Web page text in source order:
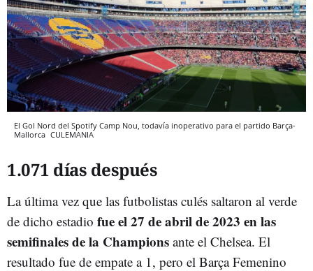
El Gol Nord del Spotify Camp Nou, todavía inoperativo para el partido Barça-
Mallorca CULEMANIA
1.071 días después
La última vez que las futbolistas culés saltaron al verde
de dicho estadio fue el 27 de abril de 2023 en las
semifinales de la Champions ante el Chelsea. El
resultado fue de empate a 1, pero el Barça Femenino